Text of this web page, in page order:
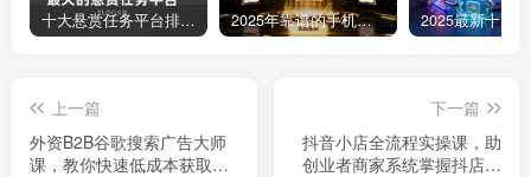
十大悬赏任务平台排行榜（全网最好的悬赏任务平台） 2025年靠谱的手机赚钱app（5款真实可靠可以微信提现的赚钱软件）
上一篇
外资B2B谷歌搜索广告大师
课，教你快速低成本获取精
下一篇
抖音小店全流程实操课，助
创业者商家系统掌握抖店运